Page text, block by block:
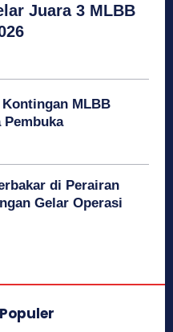
Juara 3 MLBB
MLBB
di Perairan
Gelar Operasi